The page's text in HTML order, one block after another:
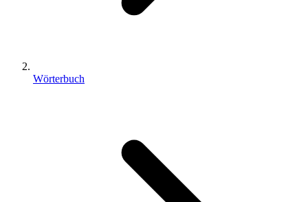
Wörterbuch